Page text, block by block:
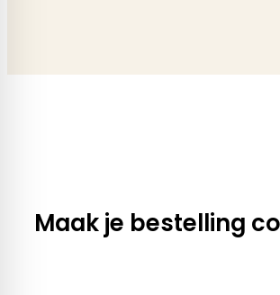
Maak je bestelling